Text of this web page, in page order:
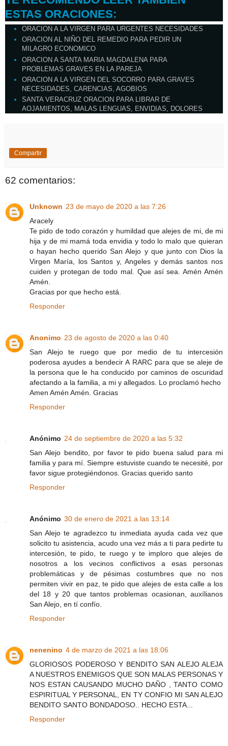
ESTAS ORACIONES:
ORACION A LA VIRGEN PARA URGENTES NECESIDADES
ORACION AL NIÑO DEL REMEDIO PARA PEDIR UN
MILAGRO ECONOMICO
ORACION A SANTA MARIA MAGDALENA PARA
PROBLEMAS GRAVES EN LA PAREJA
ORACION A LA VIRGEN DEL SOCORRO PARA GRAVES
NECESIDADES, CARENCIAS, AGOBIOS
SANTA VERACRUZ ORACION PARA LIBRAR DE
AOJAMIENTOS, MALAS LENGUAS, ENVIDIAS, DOLORES
Compartir
62 comentarios:
Unknown 23 de mayo de 2020 a las 7:26
Aracely
Te pido de todo corazón y humildad que alejes de mi, de mi
hija y de mi mamá toda envidia y todo lo malo que quieran
o hayan hecho querido San Alejo y que junto con Dios la
Virgen María, los Santos y, Angeles y demás santos nos
cuiden y protegan de todo mal. Que así sea. Amén Amén
Amén.
Gracias por que hecho está.
Responder
Anonimo 23 de agosto de 2020 a las 0:40
San Alejo te ruego que por medio de tu intercesión
poderosa ayudes a bendecir A RARC para que se aleje de
la persona que le ha conducido por caminos de oscuridad
afectando a la familia, a mi y allegados. Lo proclamó hecho
Amen Amén Amén. Gracias
Responder
Anónimo 24 de septiembre de 2020 a las 5:32
San Alejo bendito, por favor te pido buena salud para mi
familia y para mí. Siempre estuviste cuando te necesité, por
favor sigue protegiéndonos. Gracias querido santo
Responder
Anónimo 30 de enero de 2021 a las 13:14
San Alejo te agradezco tu inmediata ayuda cada vez que
solicito tu asistencia, acudo una vez más a ti para pedirte tu
intercesión, te pido, te ruego y te imploro que alejes de
nosotros a los vecinos conflictivos a esas personas
problemáticas y de pésimas costumbres que no nos
permiten vivir en paz, te pido que alejes de esta calle a los
del 18 y 20 que tantos problemas ocasionan, auxílianos
San Alejo, en tí confío.
Responder
nenenino 4 de marzo de 2021 a las 18:06
GLORIOSOS PODEROSO Y BENDITO SAN ALEJO ALEJA
A NUESTROS ENEMIGOS QUE SON MALAS PERSONAS Y
NOS ESTAN CAUSANDO MUCHO DAÑO , TANTO COMO
ESPIRITUAL Y PERSONAL, EN TY CONFIO MI SAN ALEJO
BENDITO SANTO BONDADOSO.. HECHO ESTA...
Responder